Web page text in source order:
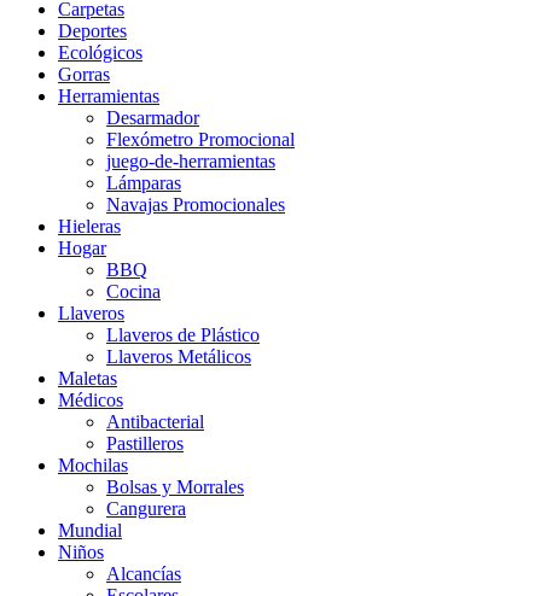
Carpetas
Deportes
Ecológicos
Gorras
Herramientas
Desarmador
Flexómetro Promocional
juego-de-herramientas
Lámparas
Navajas Promocionales
Hieleras
Hogar
BBQ
Cocina
Llaveros
Llaveros de Plástico
Llaveros Metálicos
Maletas
Médicos
Antibacterial
Pastilleros
Mochilas
Bolsas y Morrales
Cangurera
Mundial
Niños
Alcancías